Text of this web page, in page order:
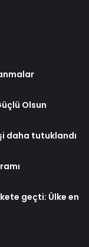
Olsun
daha tutuklandı
geçti: Ülke en